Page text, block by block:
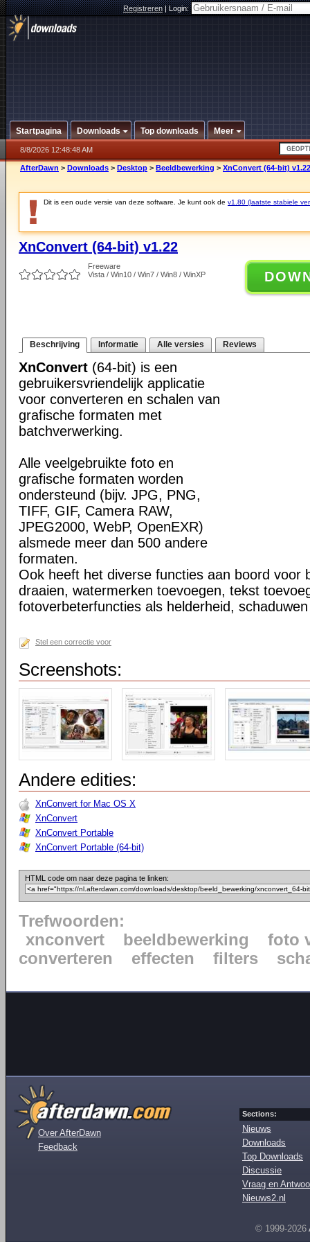
Registreren|Login:
Startpagina Downloads Top downloads Meer
8/8/2026 12:48:48 AM
AfterDawn > Downloads > Desktop > Beeldbewerking > XnConvert (64-bit) v1.22
Dit is een oude versie van deze software. Je kunt ook de v1.80 (laatste stabiele
XnConvert (64-bit) v1.22
Freeware
Vista / Win10 / Win7 / Win8 / WinXP
Beschrijving Informatie Alle versies Reviews
XnConvert (64-bit) is een
gebruikersvriendelijk applicatie
voor converteren en schalen van
grafische formaten met
batchverwerking.
Alle veelgebruikte foto en
grafische formaten worden
ondersteund (bijv. JPG, PNG,
TIFF, GIF, Camera RAW,
JPEG2000, WebP, OpenEXR)
alsmede meer dan 500 andere
formaten.
Ook heeft het diverse functies aan boord voor
draaien, watermerken toevoegen, tekst
fotoverbeterfuncties als helderheid,
Stel een correctie voor
Screenshots:
Andere edities:
XnConvert for Mac OS X
XnConvert
XnConvert Portable
XnConvert Portable (64-bit)
HTML code om naar deze pagina te linken:
Trefwoorden:
xnconvert
beeldbewerking
foto
converteren
effecten filters
Over AfterDawn
Feedback
Sections:
Nieuws
Downloads
Top Downloads
Discussie
Vraag en
Nieuws2.nl
© 1999-2026